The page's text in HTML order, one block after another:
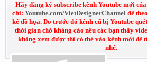
Hãy đăng ký subscribe kênh Youtube mới
chỉ: Youtube.com/VietDesignerChannel để
kế đồ họa. Do trước đó kênh cũ bị Youtube
thời gian chờ kháng cáo nếu các bạn thấy
không xem được thì có thể vào kênh mới để
nhé.